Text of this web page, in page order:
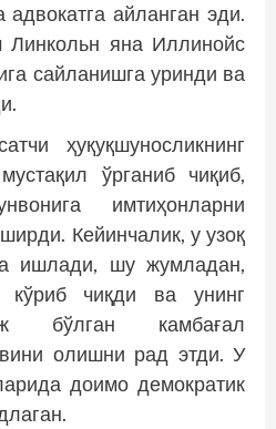
адвокатга айланган эди.
Линкольн яна Иллинойс
сайланишга уринди ва
ҳуқуқшуносликнинг
ўрганиб чиқиб,
имтиҳонларни
Кейинчалик, у узоқ
ишлади, шу жумладан,
кўриб чиқди ва унинг
бўлган камбағал
олишни рад этди. У
доимо демократик